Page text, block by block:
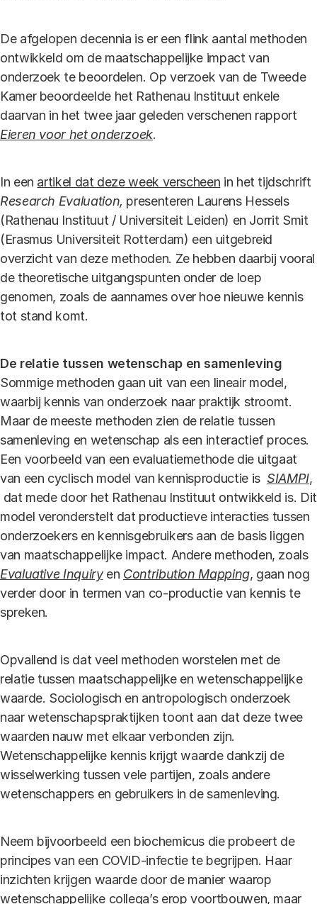
De afgelopen decennia is er een flink aantal methoden
ontwikkeld om de maatschappelijke impact van
onderzoek te beoordelen. Op verzoek van de Tweede
Kamer beoordeelde het Rathenau Instituut enkele
daarvan in het twee jaar geleden verschenen rapport
Eieren voor het onderzoek.
In een artikel dat deze week verscheen in het tijdschrift
Research Evaluation, presenteren Laurens Hessels
(Rathenau Instituut / Universiteit Leiden) en Jorrit Smit
(Erasmus Universiteit Rotterdam) een uitgebreid
overzicht van deze methoden. Ze hebben daarbij vooral
de theoretische uitgangspunten onder de loep
genomen, zoals de aannames over hoe nieuwe kennis
tot stand komt.
De relatie tussen wetenschap en samenleving
Sommige methoden gaan uit van een lineair model,
waarbij kennis van onderzoek naar praktijk stroomt.
Maar de meeste methoden zien de relatie tussen
samenleving en wetenschap als een interactief proces.
Een voorbeeld van een evaluatiemethode die uitgaat
van een cyclisch model van kennisproductie isSIAMPI,
dat mede door het Rathenau Instituut ontwikkeld is. Dit
model veronderstelt dat productieve interacties tussen
onderzoekers en kennisgebruikers aan de basis liggen
van maatschappelijke impact. Andere methoden, zoals
Evaluative Inquiryen Contribution Mapping, gaan nog
verder door in termen van co-productie van kennis te
spreken.
Opvallend is dat veel methoden worstelen met de
relatie tussen maatschappelijke en wetenschappelijke
waarde. Sociologisch en antropologisch onderzoek
naar wetenschapspraktijken toont aan dat deze twee
waarden nauw met elkaar verbonden zijn.
Wetenschappelijke kennis krijgt waarde dankzij de
wisselwerking tussen vele partijen, zoals andere
wetenschappers en gebruikers in de samenleving.
Neem bijvoorbeeld een biochemicus die probeert de
principes van een COVID-infectie te begrijpen. Haar
inzichten krijgen waarde door de manier waarop
wetenschappelijke collega’s erop voortbouwen, maar